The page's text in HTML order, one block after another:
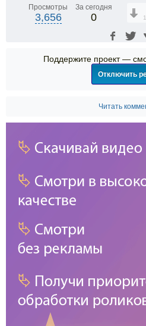
Просмотры
3,656
За сегодня
0 1
Поддержите проект —
Отключить
Читать